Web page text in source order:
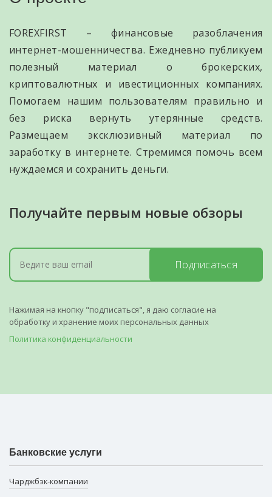
FOREXFIRST – финансовые разоблачения
интернет-мошенничества. Ежедневно публикуем
полезный материал о брокерских,
криптовалютных и ивестиционных компаниях.
Помогаем нашим пользователям правильно и
без риска вернуть утерянные средств.
Размещаем эксклюзивный материал по
заработку в интернете. Стремимся помочь всем
нуждаемся и сохранить деньги.
Получайте первым новые обзоры
Подписаться
Нажимая на кнопку "подписаться", я даю согласие на
обработку и хранение моих персональных данных
Политика конфиденциальности
Банковские услуги
Чарджбэк-компании